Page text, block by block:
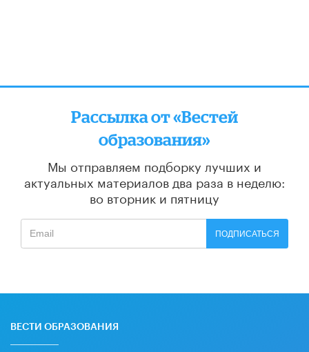
Рассылка от «Вестей
образования»
Мы отправляем подборку лучших и
актуальных материалов два раза в неделю:
во вторник и пятницу
ПОДПИСАТЬСЯ
ВЕСТИ ОБРАЗОВАНИЯ